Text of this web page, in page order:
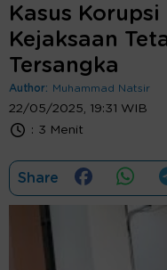
Kasus
Kejaksaan
Tersangka
Author: Muhammad Natsir
22/05/2025, 19:31 WIB
: 3 Menit
Share